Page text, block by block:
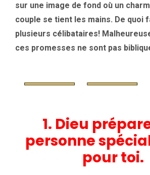
sur une image de fond où un
couple se tient les mains. De quoi
plusieurs célibataires!
ces promesses ne sont pas
1. Dieu
personne
pour toi.